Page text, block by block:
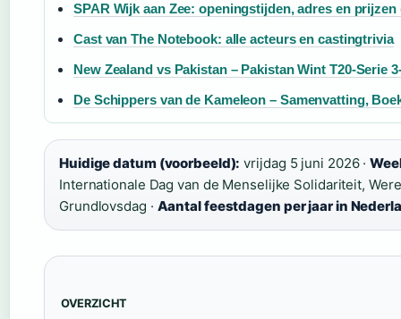
SPAR Wijk aan Zee: openingstijden, adres en prijzen
Cast van The Notebook: alle acteurs en castingtrivia
New Zealand vs Pakistan – Pakistan Wint T20-Serie
De Schippers van de Kameleon – Samenvatting,
Huidige datum (voorbeeld): vrijdag 5 juni 2026 ·
Internationale Dag van de Menselijke Solidariteit,
Grundlovsdag · Aantal feestdagen per jaar in
OVERZICHT